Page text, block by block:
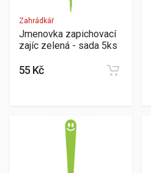
Zahrádkář
Jmenovka zapichovací
zajíc zelená - sada 5ks
55 Kč